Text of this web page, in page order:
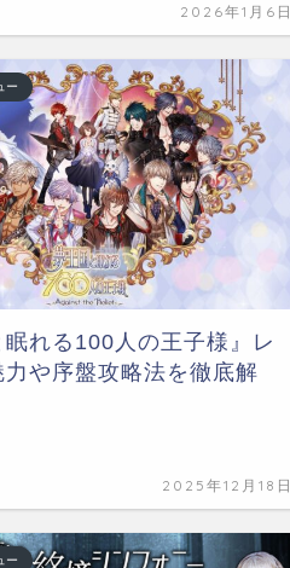
2026年1月6日
ー
眠れる100人の王子様』レ
力や序盤攻略法を徹底解
2025年12月18日
ー